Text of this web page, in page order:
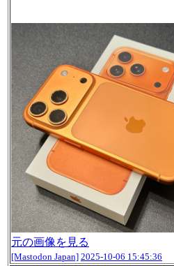
元の画像を見る
[Mastodon Japan] 2025-10-06 15:45:36